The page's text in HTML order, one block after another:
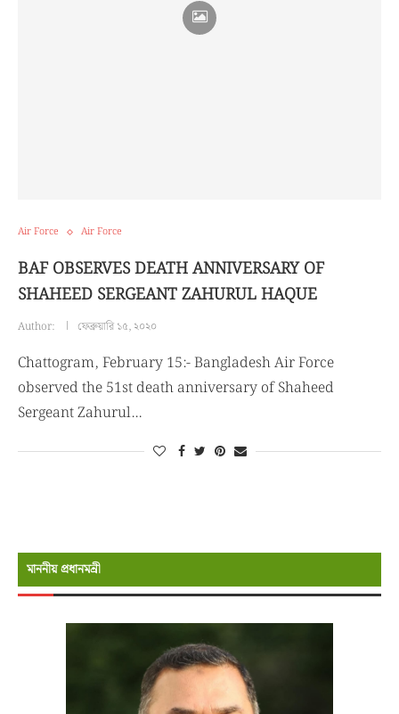
Air Force Air Force
BAF OBSERVES DEATH ANNIVERSARY OF
SHAHEED SERGEANT ZAHURUL HAQUE
Author: ফেব্রুয়ারি ১৫, ২০২০
Chattogram, February 15:- Bangladesh Air Force
observed the 51st death anniversary of Shaheed
Sergeant Zahurul…
মাননীয় প্রধানমন্রী